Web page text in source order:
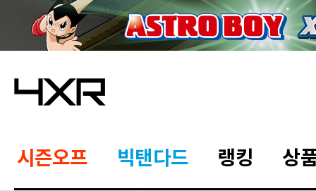
시즌오프 빅탠다드 랭킹 상